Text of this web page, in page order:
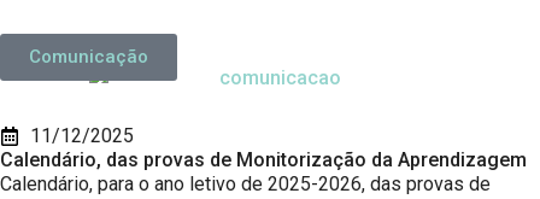
Comunicação
11/12/2025
Calendário, das provas de Monitorização da Aprendizagem
Calendário, para o ano letivo de 2025-2026, das provas de